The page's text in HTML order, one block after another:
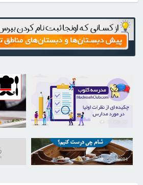
30255827
31040984